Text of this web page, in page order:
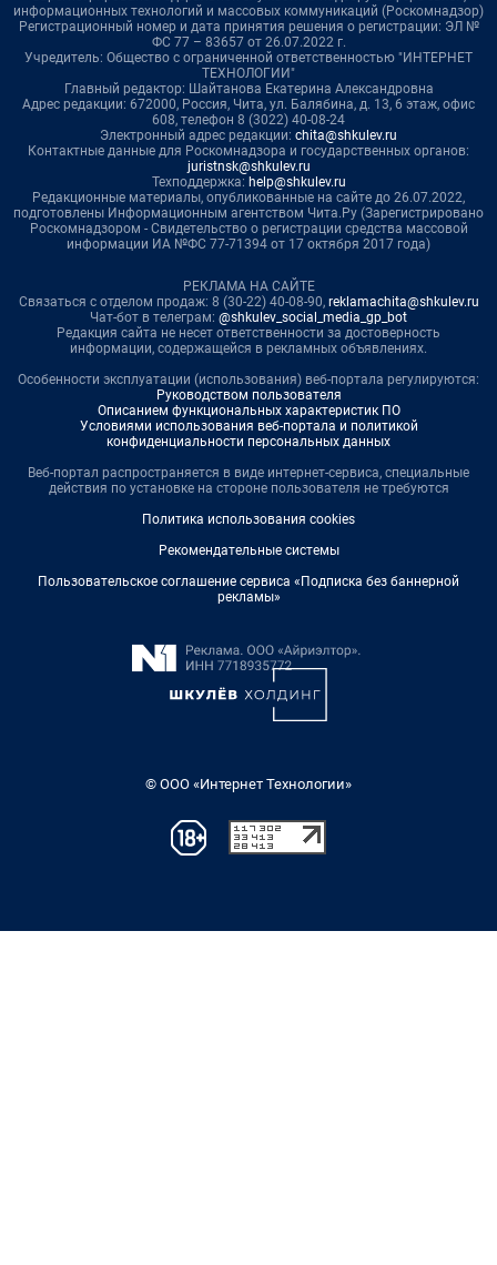
информационных технологий и массовых коммуникаций (Роскомнадзор)
Регистрационный номер и дата принятия решения о регистрации: ЭЛ №
ФС 77 – 83657 от 26.07.2022 г.
Учредитель: Общество с ограниченной ответственностью "ИНТЕРНЕТ
ТЕХНОЛОГИИ"
Главный редактор: Шайтанова Екатерина Александровна
Адрес редакции: 672000, Россия, Чита, ул. Балябина, д. 13, 6 этаж, офис
608, телефон 8 (3022) 40-08-24
Электронный адрес редакции: chita@shkulev.ru
Контактные данные для Роскомнадзора и государственных органов:
juristnsk@shkulev.ru
Техподдержка: help@shkulev.ru
Редакционные материалы, опубликованные на сайте до 26.07.2022,
подготовлены Информационным агентством Чита.Ру (Зарегистрировано
Роскомнадзором - Свидетельство о регистрации средства массовой
информации ИА №ФС 77-71394 от 17 октября 2017 года)
РЕКЛАМА НА САЙТЕ
Связаться с отделом продаж: 8 (30-22) 40-08-90, reklamachita@shkulev.ru
Чат-бот в телеграм: @shkulev_social_media_gp_bot
Редакция сайта не несет ответственности за достоверность
информации, содержащейся в рекламных объявлениях.
Особенности эксплуатации (использования) веб-портала регулируются:
Руководством пользователя
Описанием функциональных характеристик ПО
Условиями использования веб-портала и политикой
конфиденциальности персональных данных
Веб-портал распространяется в виде интернет-сервиса, специальные
действия по установке на стороне пользователя не требуются
Политика использования cookies
Рекомендательные системы
Пользовательское соглашение сервиса «Подписка без баннерной
рекламы»
© ООО «Интернет Технологии»